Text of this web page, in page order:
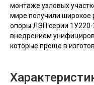
монтаже узловых
мире получили широкое
опоры ЛЭП серии
внедрением
которые проще в